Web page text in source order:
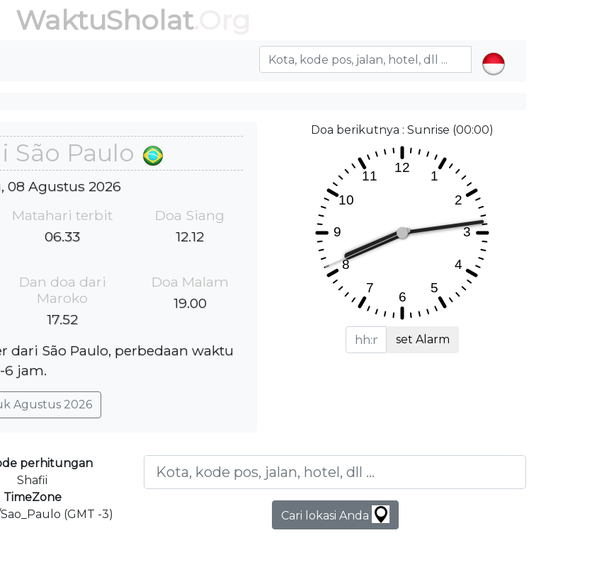
WaktuSholat.Org
São Paulo
08 Agustus 2026
Matahari terbit
06.33
Doa Siang
12.12
Dan doa dari
Maroko
17.52
Doa Malam
19.00
dari São Paulo, perbedaan waktu
6 jam.
Agustus 2026
Doa berikutnya : Sunrise (00:00)
set Alarm
perhitungan
Shafii
TimeZone
(GMT -3)
Cari lokasi Anda